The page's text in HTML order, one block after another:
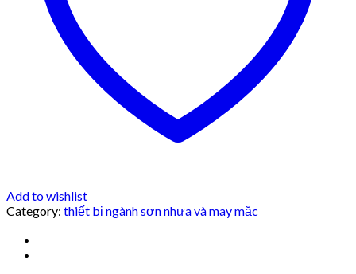
Add to wishlist
Category: thiết bị ngành sơn nhựa và may mặc